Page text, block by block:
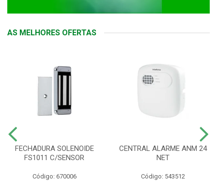
AS MELHORES OFERTAS
FECHADURA SOLENOIDE
FS1011 C/SENSOR
Código: 670006
CENTRAL ALARME ANM 24
NET
Código: 543512